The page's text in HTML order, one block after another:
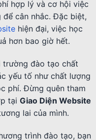
hợp lý và cơ hội việc
cân nhắc. Đặc biệt,
hiện đại, việc học
hơn bao giờ hết.
trường đào tạo chất
yếu tố như chất lượng
phí. Đừng quên tham
tại Giao Diện Website
lai của mình.
trình đào tạo, bạn